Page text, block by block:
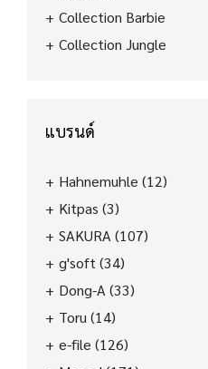
Collection Barbie
Collection Jungle
แบรนด์
Hahnemuhle (12)
Kitpas (3)
SAKURA (107)
g'soft (34)
Dong-A (33)
Toru (14)
e-file (126)